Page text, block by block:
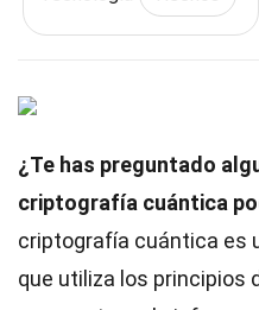
¿Te has preguntado
criptografía cuántica
criptografía cuántica es
que utiliza los principios